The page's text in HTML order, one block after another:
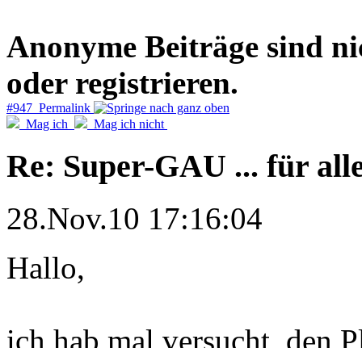
Anonyme Beiträge sind
oder registrieren.
#947 Permalink
Mag ich
Mag ich nicht
Re: Super-GAU ... für
28.Nov.10 17:16:04
Hallo,
ich hab mal versucht, den